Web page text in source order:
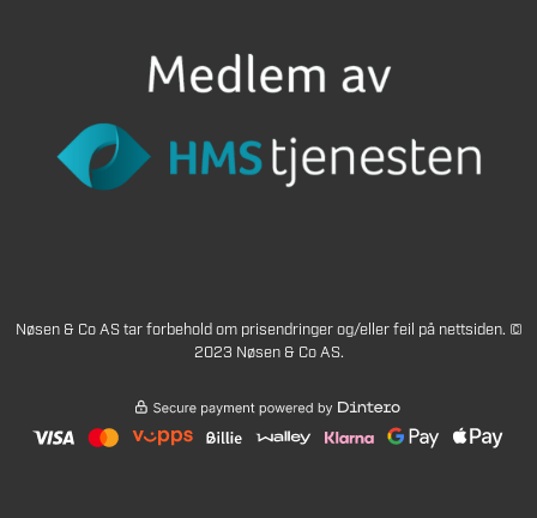
Nøsen & Co AS tar forbehold om prisendringer og/eller feil på nettsiden. ©
2023 Nøsen & Co AS.